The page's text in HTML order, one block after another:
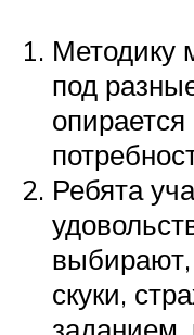
Методику
под
Ребята
скуки,